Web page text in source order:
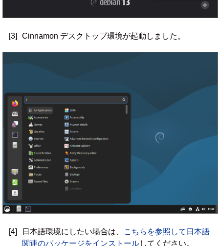
[3] Cinnamon デスクトップ環境が起動しました。
[4] 日本語環境にしたい場合は、
こちらを参照して日本語
関連のパッケージをインストールしてください。